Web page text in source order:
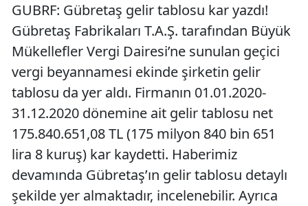
GUBRF: Gübretaş gelir tablosu kar yazdı!
Gübretaş Fabrikaları T.A.Ş. tarafından Büyük
Mükellefler Vergi Dairesi’ne sunulan geçici
vergi beyannamesi ekinde şirketin gelir
tablosu da yer aldı. Firmanın 01.01.2020-
31.12.2020 dönemine ait gelir tablosu net
175.840.651,08 TL (175 milyon 840 bin 651
lira 8 kuruş) kar kaydetti. Haberimiz
devamında Gübretaş’ın gelir tablosu detaylı
şekilde yer almaktadır, incelenebilir. Ayrıca